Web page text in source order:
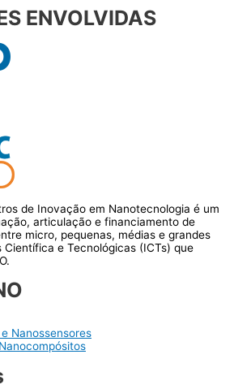
ENVOLVIDAS
de Inovação em Nanotecnologia é um
articulação e financiamento de
micro, pequenas, médias e grandes
e Tecnológicas (ICTs) que
Nanossensores